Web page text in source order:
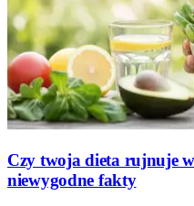
Czy twoja dieta rujnuje
niewygodne fakty